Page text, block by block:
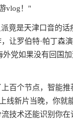
vlog！"
竟是天津口音的
让罗伯特·帕丁森
党如果没有回国
百个节点，智能
线新片当晚，你
技术还能识别你